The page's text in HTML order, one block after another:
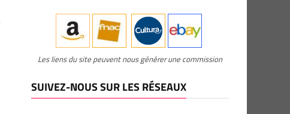
Les liens du site peuvent nous générer une commission
SUIVEZ-NOUS SUR LES RÉSEAUX